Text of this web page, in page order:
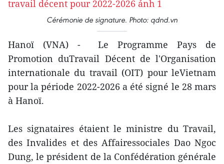
Cérémonie de signature. Photo: qdnd.vn
Hanoï (VNA) - Le Programme Pays de
Promotion duTravail Décent de l'Organisation
internationale du travail (OIT) pour leVietnam
pour la période 2022-2026 a été signé le 28 mars
à Hanoï.
Les signataires étaient le ministre du Travail,
des Invalides et des Affairessociales Dao Ngoc
Dung, le président de la Confédération générale